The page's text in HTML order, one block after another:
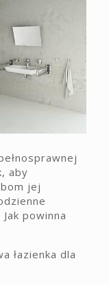
aby
jej
powinna
łazienka dla